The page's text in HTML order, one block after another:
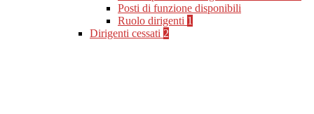
Posti di funzione disponibili
Ruolo dirigenti 1
Dirigenti cessati 2